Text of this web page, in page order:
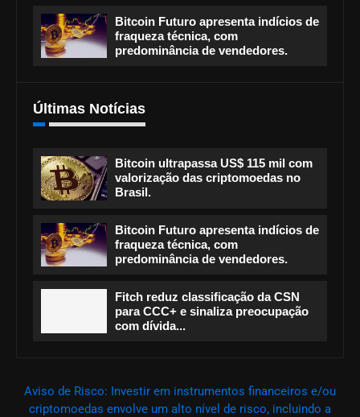
Bitcoin Futuro apresenta indícios de
fraqueza técnica, com
predominância de vendedores.
Últimas Notícias
Bitcoin ultrapassa US$ 115 mil com
valorização das criptomoedas no
Brasil.
Bitcoin Futuro apresenta indícios de
fraqueza técnica, com
predominância de vendedores.
Fitch reduz classificação da CSN
para CCC+ e sinaliza preocupação
com dívida...
Aviso de Risco: Investir em instrumentos financeiros e/ou
criptomoedas envolve um alto nível de risco, incluindo a